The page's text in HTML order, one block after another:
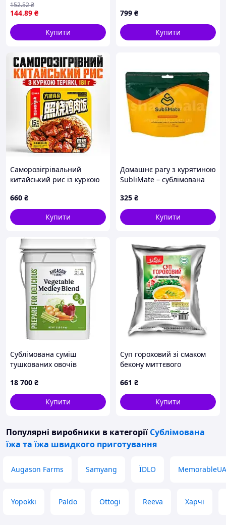
Paper D22см/12шт 340г
В'єтнам
144.89 ₴
152.52₴
Купити
272 г (нове паковання)
799 ₴
Купити
Саморозігрівальний
китайський рис із куркою
660 ₴
Купити
Домашнє рагу з курятиною
SubliMate – сублімована
туристичний обід для
військових і мандрівників
325 ₴
Купити
Сублімована суміш
тушкованих овочів
25 років термін зберігання
18 700 ₴
Купити
Суп гороховий зі смаком
бекону миттєвого
661 ₴
Купити
Популярні виробники в категорії Сублімована
їжа та їжа швидкого приготування
Augason Farms Samyang ЇDLO MemorableUA
Yopokki Paldo Ottogi Reeva Харчі